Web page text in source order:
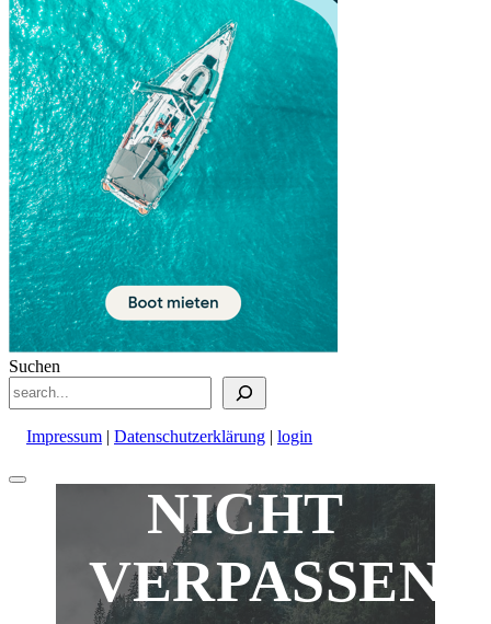
Suchen
Impressum | Datenschutzerklärung | login
Nach
NICHT
VERPASSEN!